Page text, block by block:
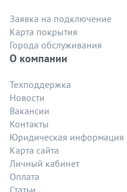
Заявка на подключение
Карта покрытия
Города обслуживания
О компании
Техподдержка
Новости
Вакансии
Контакты
Юридическая информация
Карта сайта
Личный кабинет
Оплата
Статьи